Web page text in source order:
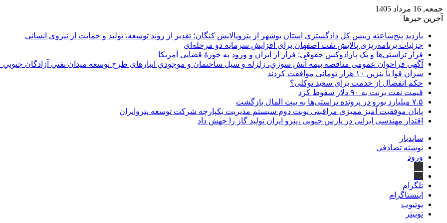
جمعه, 16 مرداد 1405
آخرین خبرها
بازدید پنج‌ساعته رییس کل دادگستری استان بوشهر از پتروپالایش کنگان؛ تقدیر از روند توسعه، تولید و حمایت از نیروی انسانی
جزئیات برنامه‌ریزی پالایش نفت اصفهان برای افزایش سرمایه دو مرحله‌ای
فرار تراستی‌ها و یک پارادوکس حقوقی: فرار از ایران و ورود به حوزۀ قضایی آمریکا
آگهی فراخوان عمومی مناقصه بيمه آتش سوزي، زلزله و سیل ساختمان و موجودي انبارهای طرح توسعه ميدان نفتي آزادگان جنوبي
سران قوا با بنزین ۱۰ هزار تومانی موافقت کردند
حکم انفصال از خدمت برای سعید توکلی؟
قیمت نفت برنت به ۹۰ دلار سقوط کرد
۷.۵ میلیارد یورو در پرونده تراستی‌ها به بیت المال بازگشت
پایان موفقیت آمیز ممیزی مراقبتی نوبت دوم سیستم مدیریت یکپارچه شرکت توسعه پتروایران
اقتدار مهندسی ایرانی در پارس جنوبی ،پترو ایران تولید گاز را جهش داد
سایدبار
نوشته تصادفی
ورود
تلگرام
اینستاگرام
یوتیوب
توییتر